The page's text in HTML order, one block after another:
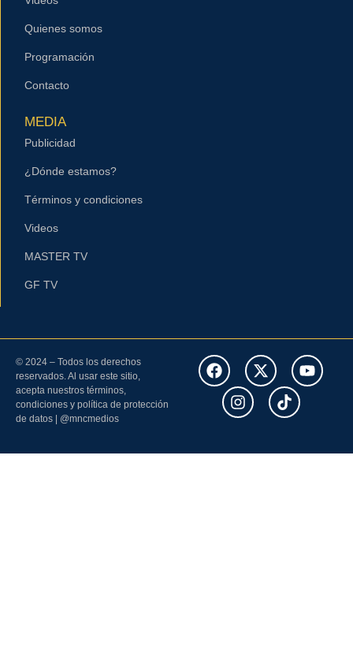
Quienes somos
Programación
Contacto
MEDIA
Publicidad
¿Dónde estamos?
Términos y condiciones
Videos
MASTER TV
GF TV
© 2024 – Todos los derechos
reservados. Al usar este sitio,
acepta nuestros términos,
condiciones y política de protección
de datos | @mncmedios